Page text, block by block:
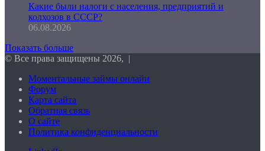
Какие были налоги с населения, предприятий и
колхозов в СССР?
06.08.2026
Показать больше
© Все права защищены 2026, |
Моментальные займы онлайн
Форум
Карта сайта
Обратная связь
О сайте
Политика конфиденциальности